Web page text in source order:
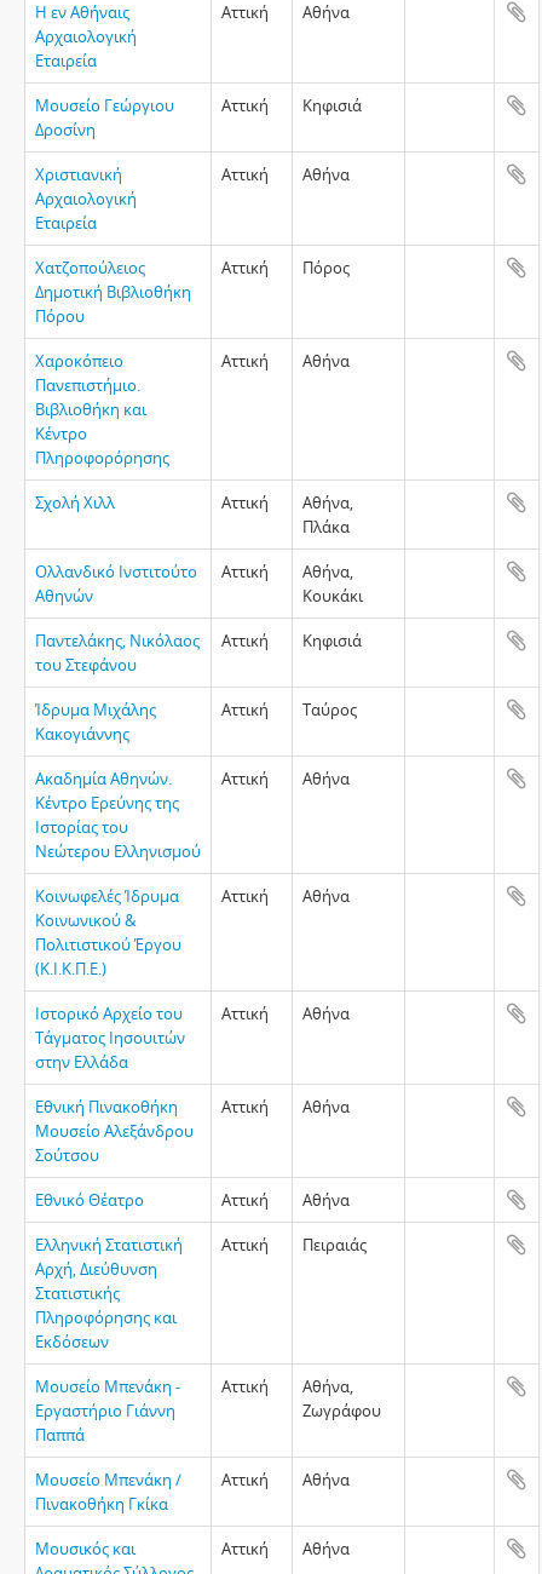
Η εν Αθήναις
Αρχαιολογική
Εταιρεία
Αττική Αθήνα
Μουσείο Γεώργιου
Δροσίνη
Αττική Κηφισιά
Χριστιανική
Αρχαιολογική
Εταιρεία
Αττική Αθήνα
Χατζοπούλειος
Δημοτική Βιβλιοθήκη
Πόρου
Αττική Πόρος
Χαροκόπειο
Πανεπιστήμιο.
Βιβλιοθήκη και
Κέντρο
Πληροφορόρησης
Αττική Αθήνα
Σχολή Χιλλ Αττική
Αθήνα,
Πλάκα
Ολλανδικό Ινστιτούτο
Αθηνών
Αττική
Αθήνα,
Κουκάκι
Παντελάκης, Νικόλαος
του Στεφάνου
Αττική Κηφισιά
Ίδρυμα Μιχάλης
Κακογιάννης
Αττική Ταύρος
Ακαδημία Αθηνών.
Κέντρο Ερεύνης της
Ιστορίας του
Νεώτερου Ελληνισμού
Αττική Αθήνα
Κοινωφελές Ίδρυμα
Κοινωνικού &
Πολιτιστικού Έργου
(Κ.Ι.Κ.Π.Ε.)
Αττική Αθήνα
Ιστορικό Αρχείο του
Τάγματος Ιησουιτών
στην Ελλάδα
Αττική Αθήνα
Εθνική Πινακοθήκη
Μουσείο Αλεξάνδρου
Σούτσου
Αττική Αθήνα
Εθνικό Θέατρο Αττική Αθήνα
Ελληνική Στατιστική
Αρχή, Διεύθυνση
Στατιστικής
Πληροφόρησης και
Εκδόσεων
Αττική Πειραιάς
Μουσείο Μπενάκη -
Εργαστήριο Γιάννη
Παππά
Αττική
Αθήνα,
Ζωγράφου
Μουσείο Μπενάκη /
Πινακοθήκη Γκίκα
Αττική Αθήνα
Μουσικός και
Αττική Αθήνα